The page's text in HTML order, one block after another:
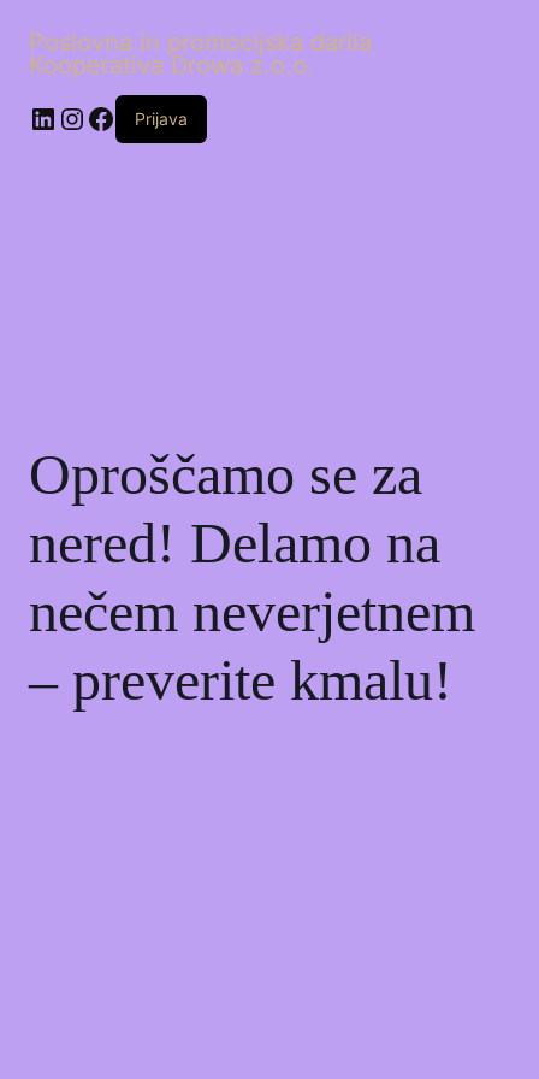
Poslovna in promocijska darila
Kooperativa Drowa z.o.o.
LinkedIn
Instagram
Facebook
Prijava
Oproščamo se za
nered! Delamo na
nečem neverjetnem
– preverite kmalu!